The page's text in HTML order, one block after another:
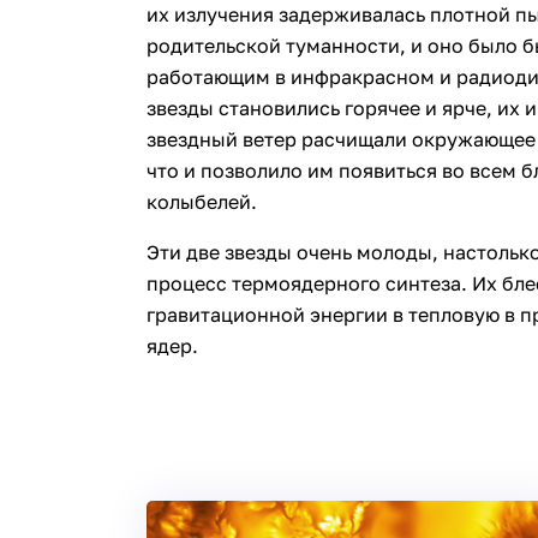
их излучения задерживалась плотной
родительской туманности, и оно было
работающим в инфракрасном и
звезды становились горячее и ярче, их
звездный ветер расчищали
что и позволило им появиться во всем
колыбелей.
Эти две звезды очень молоды,
процесс термоядерного синтеза. Их
гравитационной энергии в тепловую в
ядер.